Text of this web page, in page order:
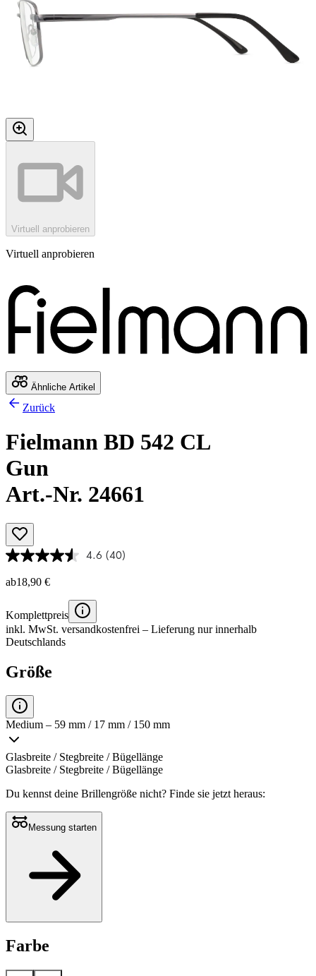
Virtuell anprobieren
Virtuell anprobieren
Ähnliche Artikel
Zurück
Fielmann BD 542 CL
Gun
Art.-Nr. 24661
4.6 (40)
ab18,90 €
Komplettpreis
inkl. MwSt. versandkostenfrei – Lieferung nur innerhalb
Deutschlands
Größe
Medium – 59 mm / 17 mm / 150 mm
Glasbreite / Stegbreite / Bügellänge
Glasbreite / Stegbreite / Bügellänge
Du kennst deine Brillengröße nicht? Finde sie jetzt heraus:
Messung starten
Farbe